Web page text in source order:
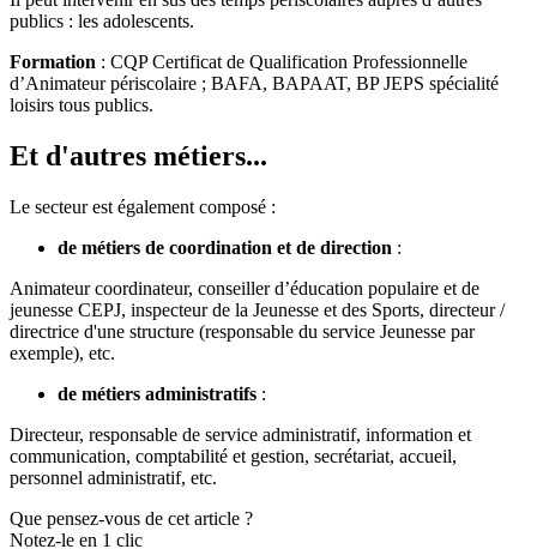
publics : les adolescents.
Formation : CQP Certificat de Qualification Professionnelle
d’Animateur périscolaire ; BAFA, BAPAAT, BP JEPS spécialité
loisirs tous publics.
Et d'autres métiers...
Le secteur est également composé :
de métiers de coordination et de direction :
Animateur coordinateur, conseiller d’éducation populaire et de
jeunesse CEPJ, inspecteur de la Jeunesse et des Sports, directeur /
directrice d'une structure (responsable du service Jeunesse par
exemple), etc.
de métiers administratifs :
Directeur, responsable de service administratif, information et
communication, comptabilité et gestion, secrétariat, accueil,
personnel administratif, etc.
Que pensez-vous de cet article ?
Notez-le en 1 clic